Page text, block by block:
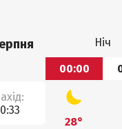
Ніч
00:00
28°